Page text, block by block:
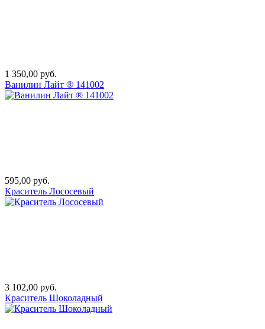
1 350,00 руб.
Ванилин Лайт ® 141002
595,00 руб.
Краситель Лососевый
3 102,00 руб.
Краситель Шоколадный